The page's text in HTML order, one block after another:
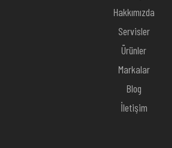
Hakkımızda
Servisler
Ürünler
Markalar
Blog
İletişim